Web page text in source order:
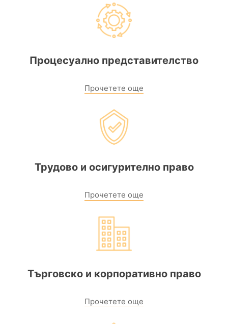
Процесуално представителство
Прочетете още
Трудово и осигурително право
Прочетете още
Търговско и корпоративно право
Прочетете още